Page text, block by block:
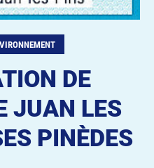
DE
JUAN LES
PINÈDES